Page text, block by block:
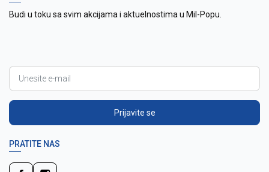
Budi u toku sa svim akcijama i aktuelnostima u Mil-Popu.
Prijavite se
PRATITE NAS